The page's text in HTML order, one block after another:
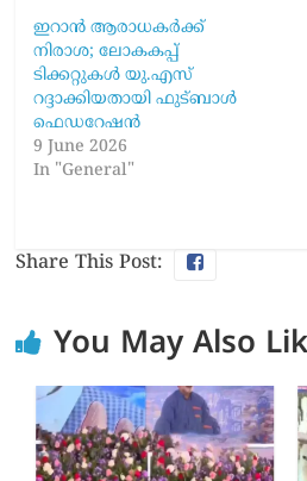
ഇറാൻ ആരാധകർക്ക്
നിരാശ; ലോകകപ്പ്
ടിക്കറ്റുകൾ യു.എസ്
റദ്ദാക്കിയതായി ഫുട്ബാൾ
ഫെഡറേഷൻ
9 June 2026
In "General"
Share This Post:
You May Also